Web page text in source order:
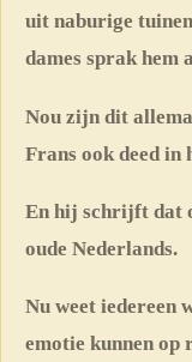
uit naburige
dames sprak hem
Nou zijn dit
Frans ook deed
En hij schrijft dat
oude Nederlands.
Nu weet iedereen
emotie kunnen op